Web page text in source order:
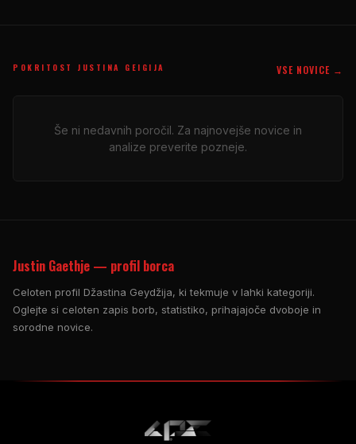
POKRITOST JUSTINA GEIGIJA VSE NOVICE →
Še ni nedavnih poročil. Za najnovejše novice in
analize preverite pozneje.
Justin Gaethje — profil borca
Celoten profil Džastina Geydžija, ki tekmuje v lahki kategoriji.
Oglejte si celoten zapis borb, statistiko, prihajajoče dvoboje in
sorodne novice.